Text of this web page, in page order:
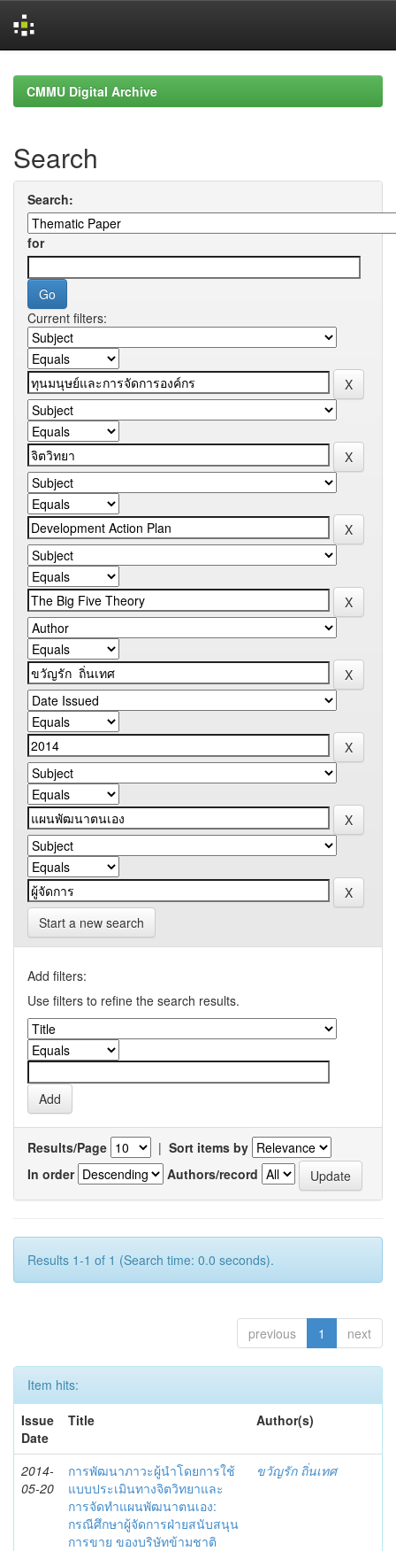
navigationCMMU Digital Archive
Search
Search:
for
Current filters:
Start a new search
Add filters:
Use filters to refine the search results.
Results/Page | Sort items by
In order
Authors/record
Results 1-1 of 1 (Search time: 0.0 seconds).
previous 1 next
Item hits:
Issue
Date
Title Author(s)
2014-
05-20
การพัฒนาภาวะผู้นำโดยการใช้
แบบประเมินทางจิตวิทยาและ
การจัดทำแผนพัฒนาตนเอง:
กรณีศึกษาผู้จัดการฝ่ายสนับสนุน
การขาย ของบริษัทข้ามชาติ
ขวัญรัก ถิ่นเทศ